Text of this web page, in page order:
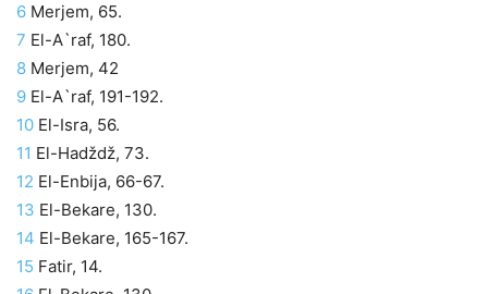
6 Merjem, 65.
7 El-A`raf, 180.
8 Merjem, 42
9 El-A`raf, 191-192.
10 El-Isra, 56.
11 El-Hadždž, 73.
12 El-Enbija, 66-67.
13 El-Bekare, 130.
14 El-Bekare, 165-167.
15 Fatir, 14.